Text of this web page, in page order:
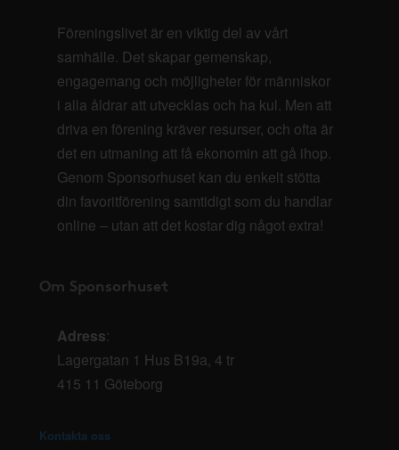
Föreningslivet är en viktig del av vårt
samhälle. Det skapar gemenskap,
engagemang och möjligheter för människor
i alla åldrar att utvecklas och ha kul. Men att
driva en förening kräver resurser, och ofta är
det en utmaning att få ekonomin att gå ihop.
Genom Sponsorhuset kan du enkelt stötta
din favoritförening samtidigt som du handlar
online – utan att det kostar dig något extra!
Om Sponsorhuset
Adress:
Lagergatan 1 Hus B19a, 4 tr
415 11 Göteborg
Kontakta oss